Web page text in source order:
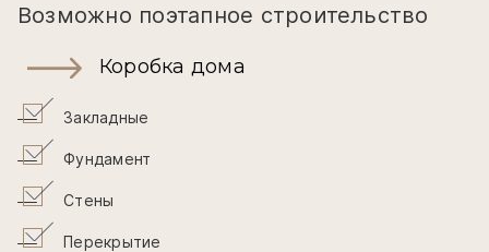
Возможно поэтапное строительство
Коробка дома
Закладные
Фундамент
Стены
Перекрытие